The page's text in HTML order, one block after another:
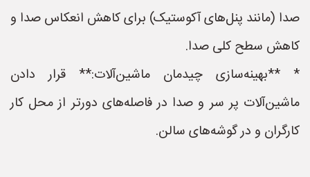
صدا (مانند پنل‌های آکوستیک) برای کاهش انعکاس صدا و
کاهش سطح کلی صدا.
* **بهینه‌سازی چیدمان ماشین‌آلات:** قرار دادن
ماشین‌آلات پر سر و صدا در فاصله‌های دورتر از محل کار
کارگران و در گوشه‌های سالن.